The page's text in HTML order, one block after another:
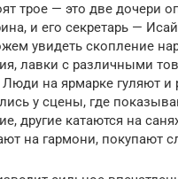
трое — это две дочери
и его секретарь —
увидеть скопление
лавки с различными
на ярмарке гуляют и
у сцены, где
другие катаются на
на гармони, покупают